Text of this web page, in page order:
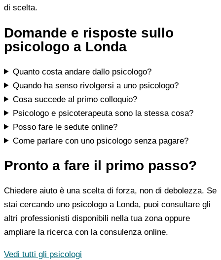
di scelta.
Domande e risposte sullo
psicologo a Londa
Quanto costa andare dallo psicologo?
Quando ha senso rivolgersi a uno psicologo?
Cosa succede al primo colloquio?
Psicologo e psicoterapeuta sono la stessa cosa?
Posso fare le sedute online?
Come parlare con uno psicologo senza pagare?
Pronto a fare il primo passo?
Chiedere aiuto è una scelta di forza, non di debolezza. Se
stai cercando uno psicologo a Londa, puoi consultare gli
altri professionisti disponibili nella tua zona oppure
ampliare la ricerca con la consulenza online.
Vedi tutti gli psicologi